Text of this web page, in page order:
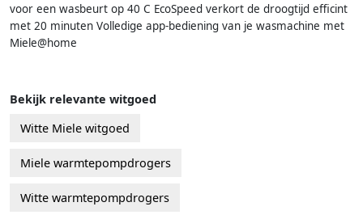
voor een wasbeurt op 40 C EcoSpeed verkort de droogtijd efficint
met 20 minuten Volledige app-bediening van je wasmachine met
Miele@home
Bekijk relevante witgoed
Witte Miele witgoed
Miele warmtepompdrogers
Witte warmtepompdrogers